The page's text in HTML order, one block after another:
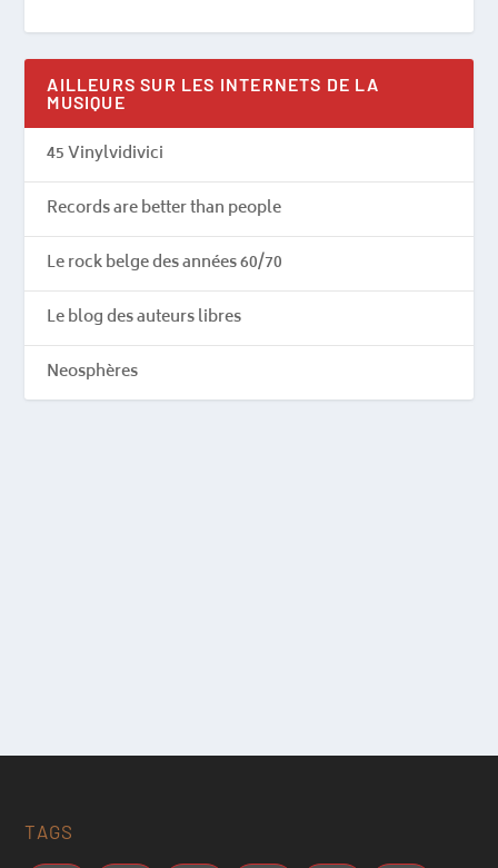
AILLEURS SUR LES INTERNETS DE LA
MUSIQUE
45 Vinylvidivici
Records are better than people
Le rock belge des années 60/70
Le blog des auteurs libres
Neosphères
TAGS